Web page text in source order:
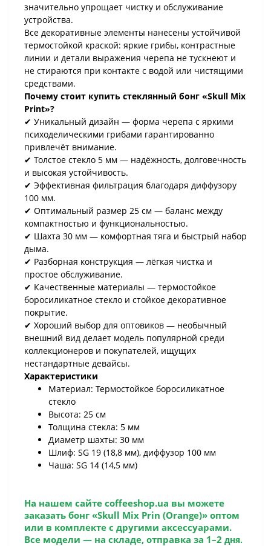
значительно упрощает чистку и обслуживание
устройства.
Все декоративные элементы нанесены устойчивой
термостойкой краской: яркие грибы, контрастные
линии и детали выражения черепа не тускнеют и
не стираются при контакте с водой или чистящими
средствами.
Почему стоит купить стеклянный бонг «Skull Mix
Print»?
✔ Уникальный дизайн — форма черепа с яркими
психоделическими грибами гарантированно
привлечёт внимание.
✔ Толстое стекло 5 мм — надёжность, долговечность
и высокая устойчивость.
✔ Эффективная фильтрация благодаря диффузору
100 мм.
✔ Оптимальный размер 25 см — баланс между
компактностью и функциональностью.
✔ Шахта 30 мм — комфортная тяга и быстрый набор
дыма.
✔ Разборная конструкция — лёгкая чистка и
простое обслуживание.
✔ Качественные материалы — термостойкое
боросиликатное стекло и стойкое декоративное
покрытие.
✔ Хороший выбор для оптовиков — необычный
внешний вид делает модель популярной среди
коллекционеров и покупателей, ищущих
нестандартные девайсы.
Характеристики
Материал: Термостойкое боросиликатное
стекло
Высота: 25 см
Толщина стекла: 5 мм
Диаметр шахты: 30 мм
Шлиф: SG 19 (18,8 мм), диффузор 100 мм
Чаша: SG 14 (14,5 мм)
На нашем сайте coffeeshop.ua вы можете
заказать бонг «Skull Mix Prin (Orange)» оптом
или в комплекте с другими аксессуарами.
Все модели — на складе, отправка за 1–2 дня.